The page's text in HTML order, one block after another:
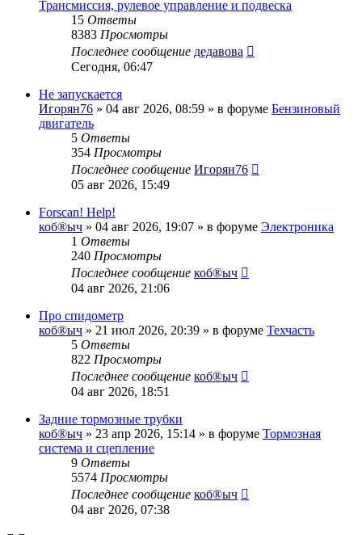
Трансмиссия, рулевое управление и подвеска
15 Ответы
8383 Просмотры
Последнее сообщение дедавова
Сегодня, 06:47
Не запускается
Игорян76 » 04 авг 2026, 08:59 » в форуме Бензиновый
двигатель
5 Ответы
354 Просмотры
Последнее сообщение Игорян76
05 авг 2026, 15:49
Forscan! Help!
коб®ыч » 04 авг 2026, 19:07 » в форуме Электроника
1 Ответы
240 Просмотры
Последнее сообщение коб®ыч
04 авг 2026, 21:06
Про спидометр
коб®ыч » 21 июл 2026, 20:39 » в форуме Техчасть
5 Ответы
822 Просмотры
Последнее сообщение коб®ыч
04 авг 2026, 18:51
Задние тормозные трубки
коб®ыч » 23 апр 2026, 15:14 » в форуме Тормозная
система и сцепление
9 Ответы
5574 Просмотры
Последнее сообщение коб®ыч
04 авг 2026, 07:38